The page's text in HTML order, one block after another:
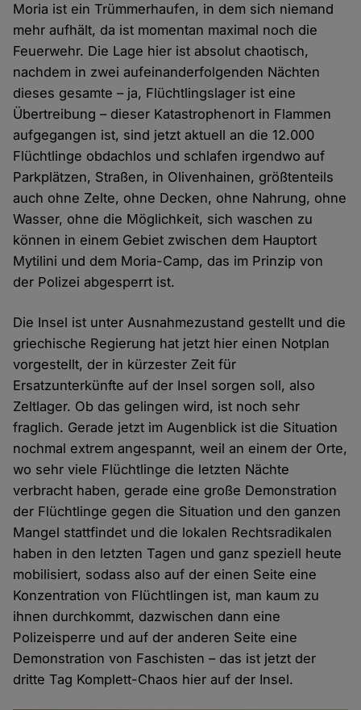
Moria ist ein Trümmerhaufen, in dem sich niemand
mehr aufhält, da ist momentan maximal noch die
Feuerwehr. Die Lage hier ist absolut chaotisch,
nachdem in zwei aufeinanderfolgenden Nächten
dieses gesamte – ja, Flüchtlingslager ist eine
Übertreibung – dieser Katastrophenort in Flammen
aufgegangen ist, sind jetzt aktuell an die 12.000
Flüchtlinge obdachlos und schlafen irgendwo auf
Parkplätzen, Straßen, in Olivenhainen, größtenteils
auch ohne Zelte, ohne Decken, ohne Nahrung, ohne
Wasser, ohne die Möglichkeit, sich waschen zu
können in einem Gebiet zwischen dem Hauptort
Mytilini und dem Moria-Camp, das im Prinzip von
der Polizei abgesperrt ist.
Die Insel ist unter Ausnahmezustand gestellt und die
griechische Regierung hat jetzt hier einen Notplan
vorgestellt, der in kürzester Zeit für
Ersatzunterkünfte auf der Insel sorgen soll, also
Zeltlager. Ob das gelingen wird, ist noch sehr
fraglich. Gerade jetzt im Augenblick ist die Situation
nochmal extrem angespannt, weil an einem der Orte,
wo sehr viele Flüchtlinge die letzten Nächte
verbracht haben, gerade eine große Demonstration
der Flüchtlinge gegen die Situation und den ganzen
Mangel stattfindet und die lokalen Rechtsradikalen
haben in den letzten Tagen und ganz speziell heute
mobilisiert, sodass also auf der einen Seite eine
Konzentration von Flüchtlingen ist, man kaum zu
ihnen durchkommt, dazwischen dann eine
Polizeisperre und auf der anderen Seite eine
Demonstration von Faschisten – das ist jetzt der
dritte Tag Komplett-Chaos hier auf der Insel.